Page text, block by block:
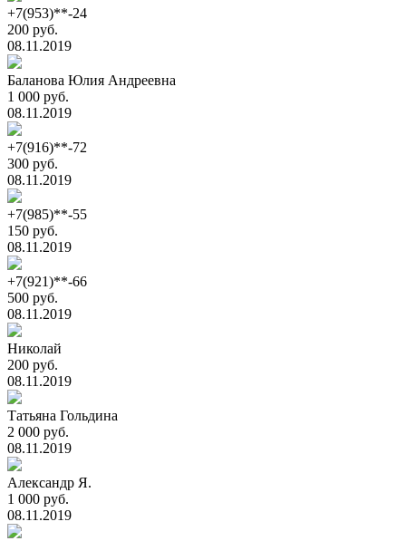
+7(953)**-24
200 руб.
08.11.2019
Баланова Юлия Андреевна
1 000 руб.
08.11.2019
+7(916)**-72
300 руб.
08.11.2019
+7(985)**-55
150 руб.
08.11.2019
+7(921)**-66
500 руб.
08.11.2019
Николай
200 руб.
08.11.2019
Татьяна Гольдина
2 000 руб.
08.11.2019
Александр Я.
1 000 руб.
08.11.2019